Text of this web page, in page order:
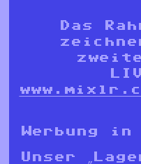
Das
Werbung
Unser